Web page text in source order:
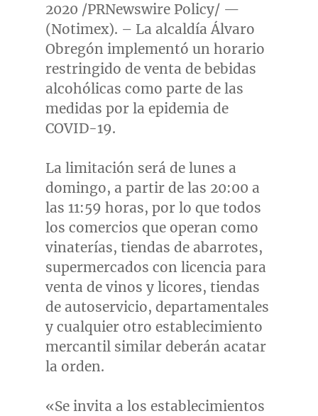
2020 /PRNewswire Policy/ —
(Notimex). – La alcaldía Álvaro
Obregón implementó un horario
restringido de venta de bebidas
alcohólicas como parte de las
medidas por la epidemia de
COVID-19.
La limitación será de lunes a
domingo, a partir de las 20:00 a
las 11:59 horas, por lo que todos
los comercios que operan como
vinaterías, tiendas de abarrotes,
supermercados con licencia para
venta de vinos y licores, tiendas
de autoservicio, departamentales
y cualquier otro establecimiento
mercantil similar deberán acatar
la orden.
«Se invita a los establecimientos